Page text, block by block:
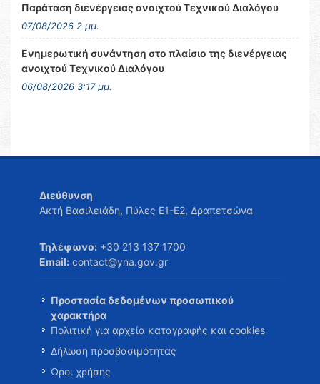
Παράταση διενέργειας ανοιχτού Τεχνικού Διαλόγου
07/08/2026 2 μμ.
Ενημερωτική συνάντηση στο πλαίσιο της διενέργειας
ανοιχτού Τεχνικού Διαλόγου
06/08/2026 3:17 μμ.
Διεύθυνση
Ακτή Βασιλειάδη, Πύλες Ε1-Ε2, Δραπετσώνα
Τηλέφωνο: +30 213 137 1700
Email: contact@yna.gov.gr
Προστασία δεδομένων προσωπικού
χαρακτήρα
Πολιτική για αρχεία καταγραφής και cookies
Δήλωση προσβασιμότητας
Όροι χρήσης